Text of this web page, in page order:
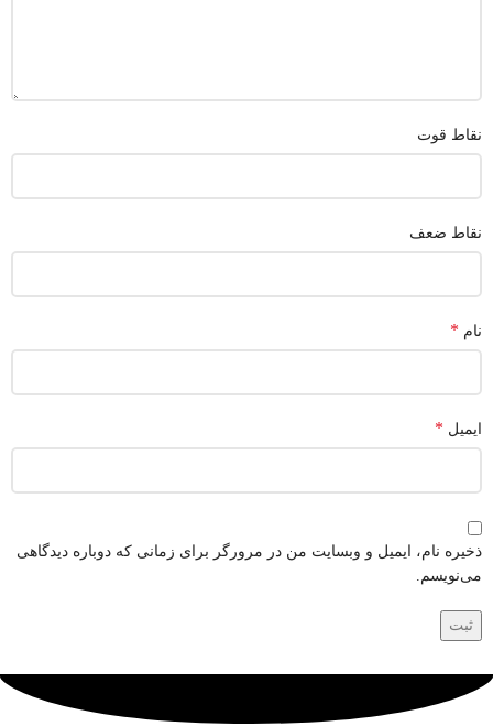
نقاط قوت
نقاط ضعف
نام *
ایمیل *
ذخیره نام، ایمیل و وبسایت من در مرورگر برای زمانی که دوباره دیدگاهی
می‌نویسم.